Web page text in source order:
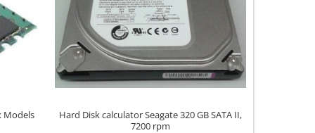
Models
Hard Disk calculator Seagate 320 GB SATA II,
7200 rpm